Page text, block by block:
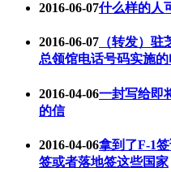
2016-06-07什么样的人
2016-06-07 （转发）
总领馆电话号码实施
2016-04-06一封写给即
的信
2016-04-06拿到了F-1
签或者落地签这些国家